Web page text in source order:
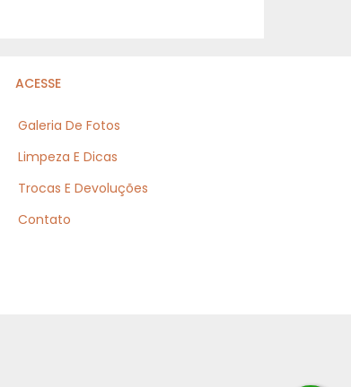
ACESSE
Galeria De Fotos
Limpeza E Dicas
Trocas E Devoluções
Contato